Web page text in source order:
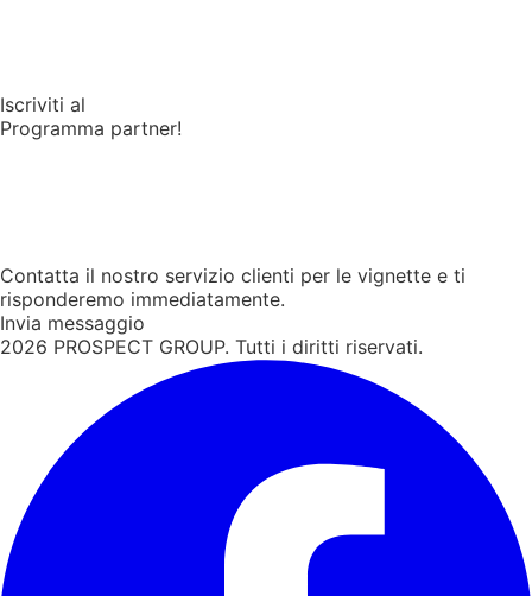
Iscriviti al
Programma partner!
Contatta il nostro servizio clienti per le vignette e ti
risponderemo immediatamente.
Invia messaggio
2026 PROSPECT GROUP. Tutti i diritti riservati.